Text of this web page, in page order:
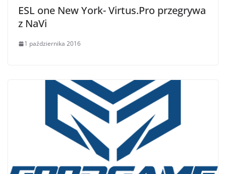
ESL one New York- Virtus.Pro przegrywa
z NaVi
1 października 2016